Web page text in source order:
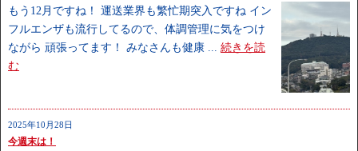
もう12月ですね！ 運送業界も繁忙期突入ですね イン
フルエンザも流行してるので、体調管理に気をつけ
ながら 頑張ってます！ みなさんも健康 ... 続きを読
む
2025年10月28日
今週末は！